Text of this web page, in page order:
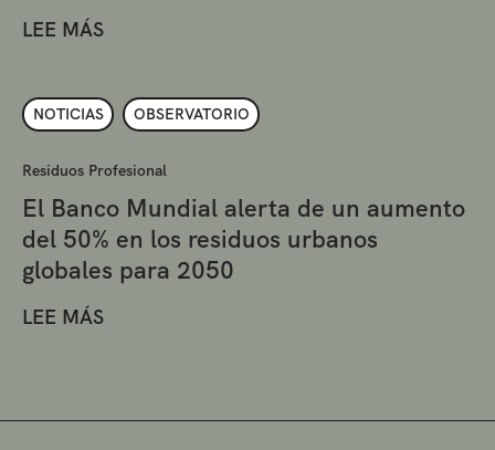
LEE MÁS
NOTICIAS OBSERVATORIO
Residuos Profesional
El Banco Mundial alerta de un aumento
del 50% en los residuos urbanos
globales para 2050
LEE MÁS